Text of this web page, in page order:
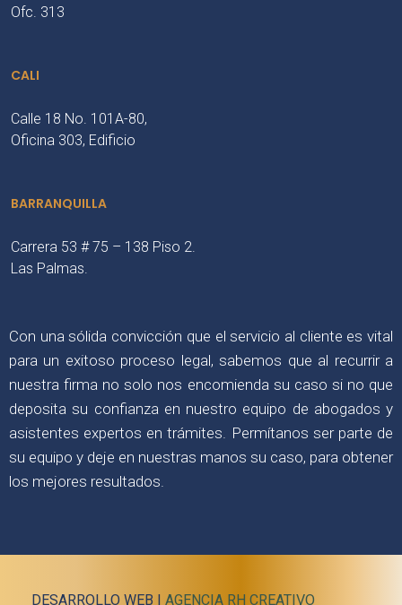
Ofc. 313
CALI
Calle 18 No. 101A-80,
Oficina 303, Edificio
BARRANQUILLA
Carrera 53 # 75 – 138 Piso 2.
Las Palmas.
Con una sólida convicción que el servicio al cliente es vital
para un exitoso proceso legal, sabemos que al recurrir a
nuestra firma no solo nos encomienda su caso si no que
deposita su confianza en nuestro equipo de abogados y
asistentes expertos en trámites. Permítanos ser parte de
su equipo y deje en nuestras manos su caso, para obtener
los mejores resultados.
DESARROLLO WEB | AGENCIA RH CREATIVO